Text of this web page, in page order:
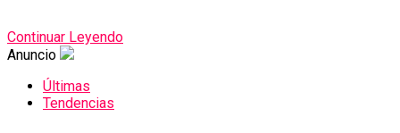
Continuar Leyendo
Anuncio
Últimas
Tendencias